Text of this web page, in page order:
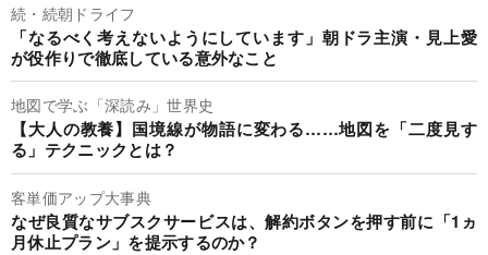
続・続朝ドライフ
「なるべく考えないようにしています」朝ドラ主演・見上愛
が役作りで徹底している意外なこと
地図で学ぶ「深読み」世界史
【大人の教養】国境線が物語に変わる……地図を「二度見す
る」テクニックとは？
客単価アップ大事典
なぜ良質なサブスクサービスは、解約ボタンを押す前に「1ヵ
月休止プラン」を提示するのか？